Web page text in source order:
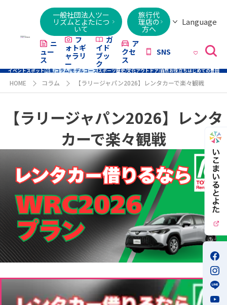
一般社団法人ツー
リズムとよたにつ
いて
旅行代
理店の
方へ
Language
Việt
ニ
ュー
ス
フ
ォトギ
ャラリ
ー
ガ
イド
ブッ
ク
ア
クセ
ス
SNS
イベントスポット特集/コラム/モデルコーススポーツ歴史/文化アウトドア/自然お役立ちはじめての豊田
HOME コラム 【ラリージャパン2026】レンタカーで楽々観戦
【ラリージャパン2026】レンタ
カーで楽々観戦